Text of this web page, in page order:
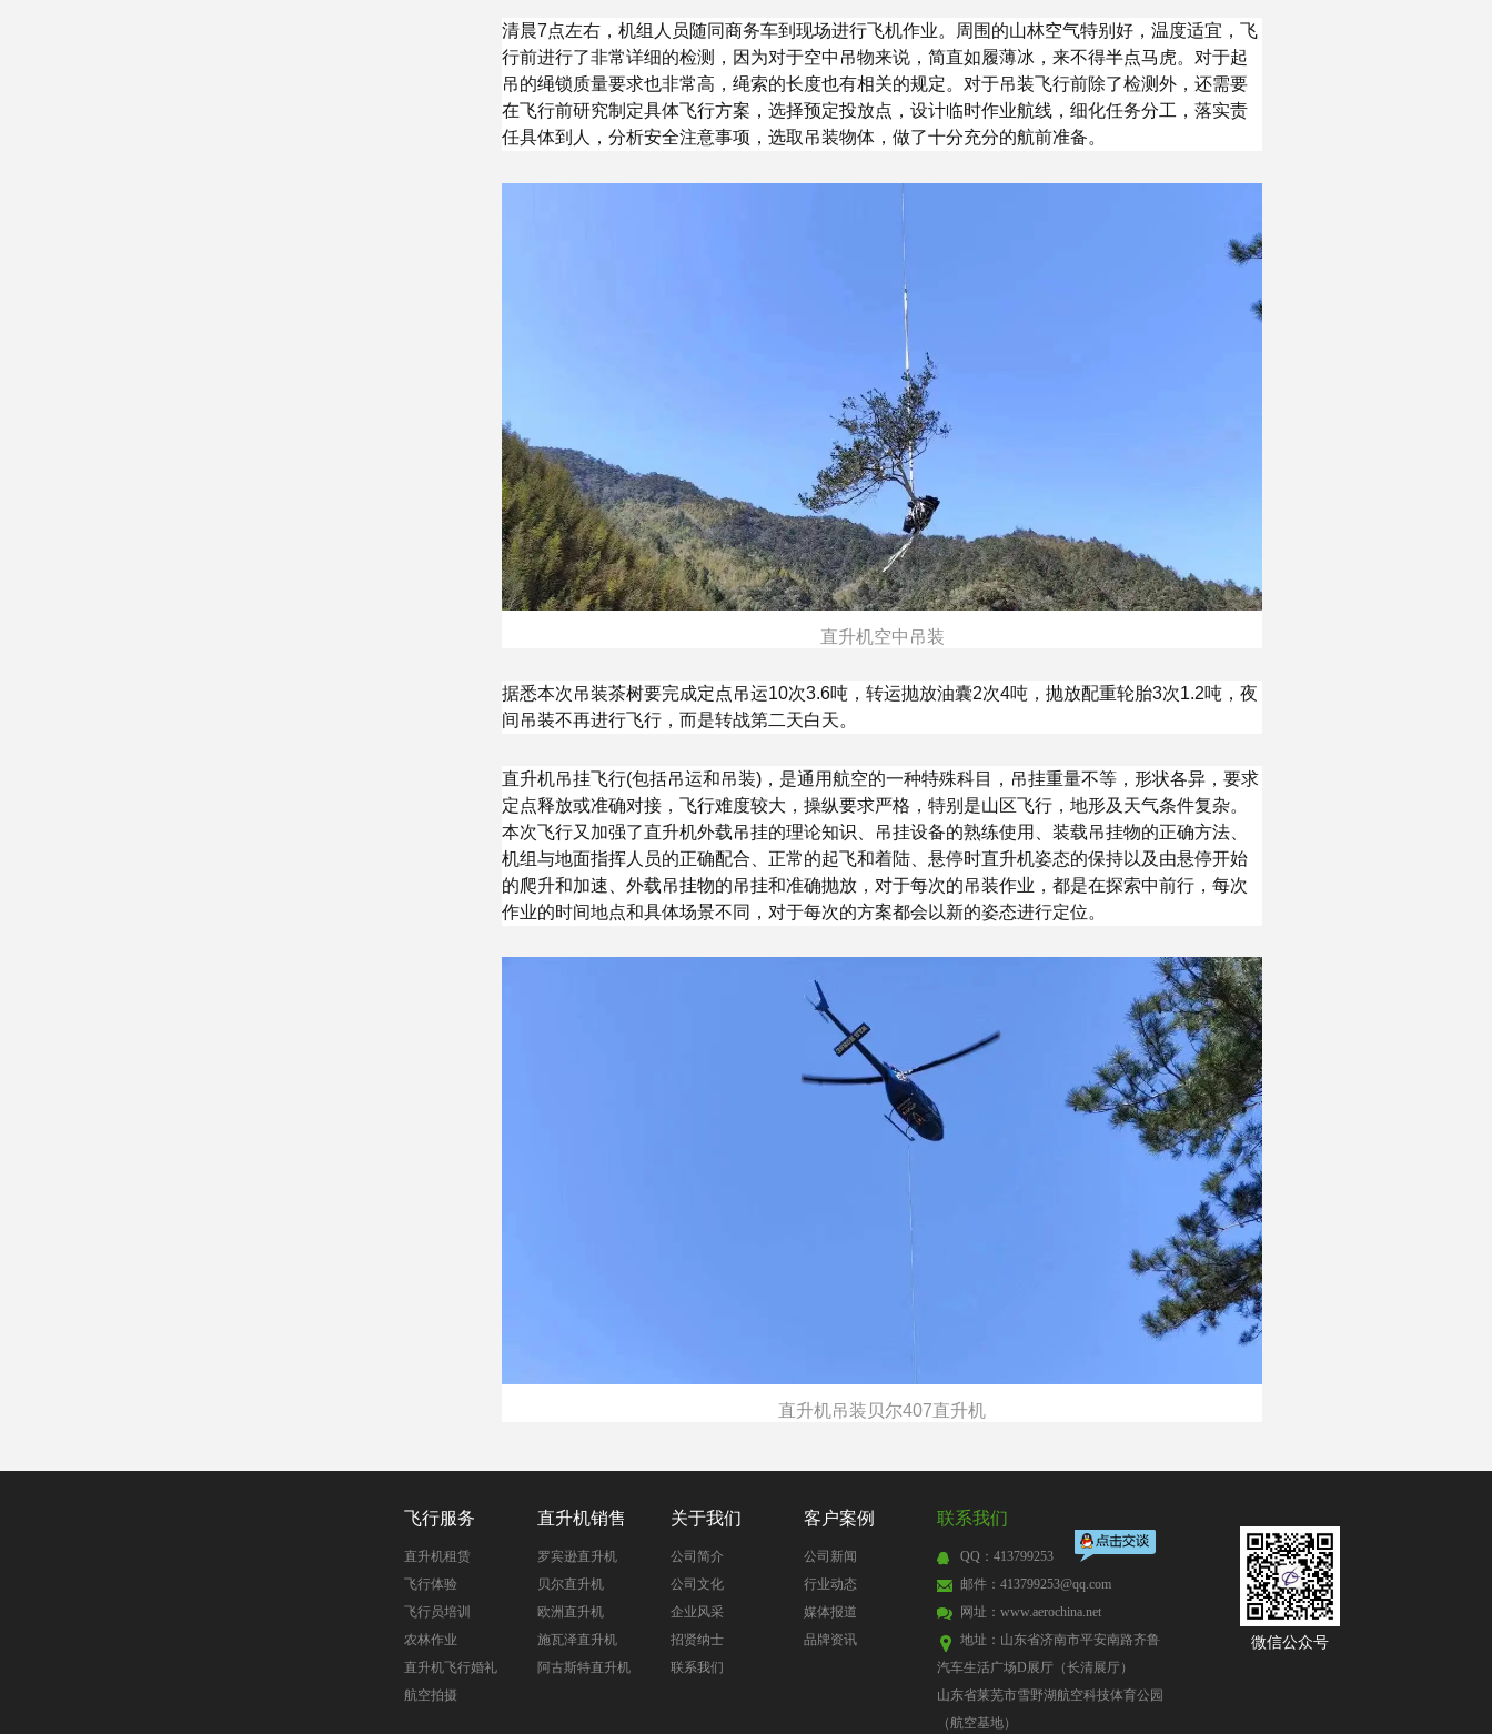
清晨7点左右，机组人员随同商务车到现场进行飞机作业。周围的山林空气特别好，温度适宜，飞
行前进行了非常详细的检测，因为对于空中吊物来说，简直如履薄冰，来不得半点马虎。对于起
吊的绳锁质量要求也非常高，绳索的长度也有相关的规定。对于吊装飞行前除了检测外，还需要
在飞行前研究制定具体飞行方案，选择预定投放点，设计临时作业航线，细化任务分工，落实责
任具体到人，分析安全注意事项，选取吊装物体，做了十分充分的航前准备。
直升机空中吊装
据悉本次吊装茶树要完成定点吊运10次3.6吨，转运抛放油囊2次4吨，抛放配重轮胎3次1.2吨，夜
间吊装不再进行飞行，而是转战第二天白天。
直升机吊挂飞行(包括吊运和吊装)，是通用航空的一种特殊科目，吊挂重量不等，形状各异，要求
定点释放或准确对接，飞行难度较大，操纵要求严格，特别是山区飞行，地形及天气条件复杂。
本次飞行又加强了直升机外载吊挂的理论知识、吊挂设备的熟练使用、装载吊挂物的正确方法、
机组与地面指挥人员的正确配合、正常的起飞和着陆、悬停时直升机姿态的保持以及由悬停开始
的爬升和加速、外载吊挂物的吊挂和准确抛放，对于每次的吊装作业，都是在探索中前行，每次
作业的时间地点和具体场景不同，对于每次的方案都会以新的姿态进行定位。
直升机吊装贝尔407直升机
飞行服务
直升机租赁
飞行体验
飞行员培训
农林作业
直升机飞行婚礼
航空拍摄
直升机销售
罗宾逊直升机
贝尔直升机
欧洲直升机
施瓦泽直升机
阿古斯特直升机
关于我们
公司简介
公司文化
企业风采
招贤纳士
联系我们
客户案例
公司新闻
行业动态
媒体报道
品牌资讯
联系我们
QQ：413799253
邮件：413799253@qq.com
网址： www.aerochina.net
地址：山东省济南市平安南路齐鲁
汽车生活广场D展厅（长清展厅）
山东省莱芜市雪野湖航空科技体育公园
（航空基地）
微信公众号